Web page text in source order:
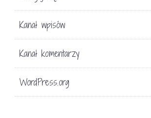
Kanał wpisów
Kanał komentarzy
WordPress.org